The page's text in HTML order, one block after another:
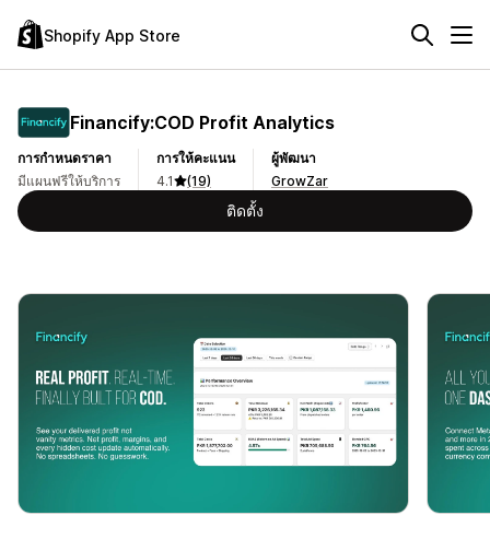
Shopify App Store
Financify:COD Profit Analytics
การกำหนดราคา
มีแผนฟรีให้บริการ
การให้คะแนน
4.1
(19)
ผู้พัฒนา
GrowZar
ติดตั้ง